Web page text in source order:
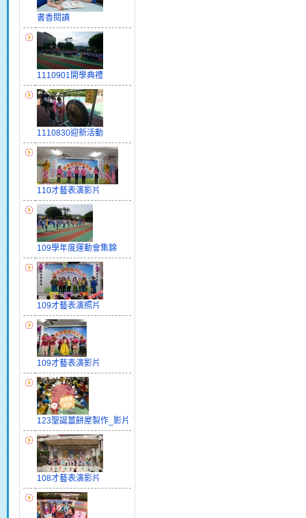
書香閱讀
1110901開學典禮
1110830迎新活動
110才藝表演影片
109學年度運動會集錦
109才藝表演照片
109才藝表演影片
123聖誕薑餅屋製作_影片
108才藝表演影片